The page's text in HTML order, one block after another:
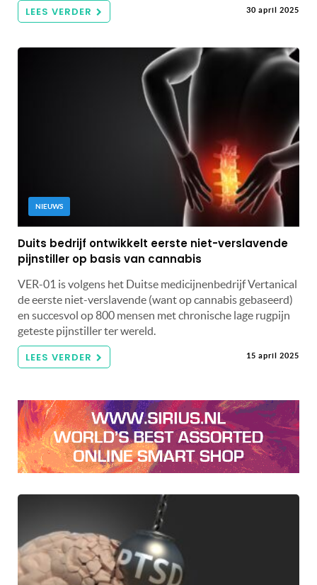
LEES VERDER 30 april 2025
NIEUWS
Duits bedrijf ontwikkelt eerste niet-verslavende
pijnstiller op basis van cannabis
VER-01 is volgens het Duitse medicijnenbedrijf Vertanical
de eerste niet-verslavende (want op cannabis gebaseerd)
en succesvol op 800 mensen met chronische lage rugpijn
geteste pijnstiller ter wereld.
LEES VERDER 15 april 2025